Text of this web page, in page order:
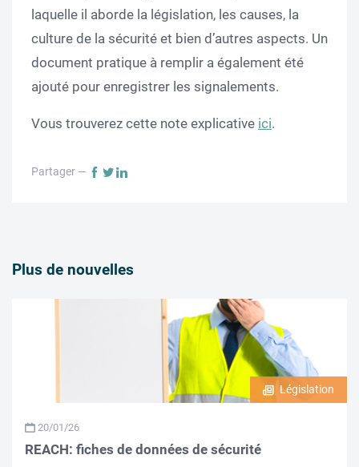
laquelle il aborde la législation, les causes, la
culture de la sécurité et bien d’autres aspects. Un
document pratique à remplir a également été
ajouté pour enregistrer les signalements.
Vous trouverez cette note explicative ici.
Partager —
Plus de nouvelles
Législation
20/01/26
REACH: fiches de données de sécurité